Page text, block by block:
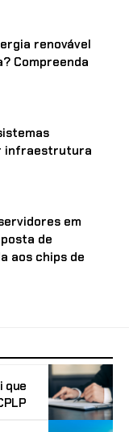
renovável
Compreenda
infraestrutura
em
de
aos chips de
que